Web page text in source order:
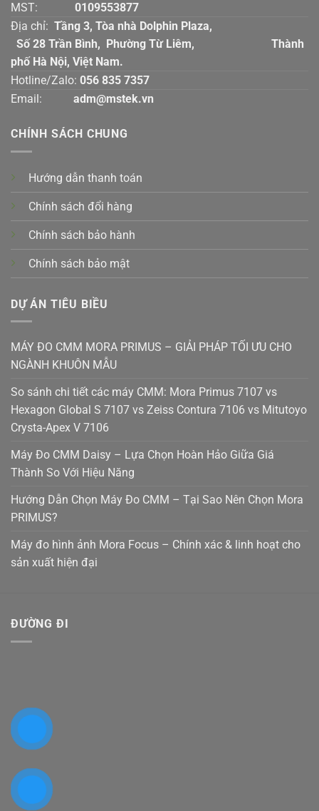
MST: 0109553877
Địa chỉ: Tầng 3, Tòa nhà Dolphin Plaza,
Số 28 Trần Bình, Phường Từ Liêm, Thành
phố Hà Nội, Việt Nam.
Hotline/Zalo: 056 835 7357
Email:
adm@mstek.vn
CHÍNH SÁCH CHUNG
Hướng dẫn thanh toán
Chính sách đổi hàng
Chính sách bảo hành
Chính sách bảo mật
DỰ ÁN TIÊU BIỀU
MÁY ĐO CMM MORA PRIMUS – GIẢI PHÁP TỐI ƯU CHO
NGÀNH KHUÔN MẪU
So sánh chi tiết các máy CMM: Mora Primus 7107 vs
Hexagon Global S 7107 vs Zeiss Contura 7106 vs Mitutoyo
Crysta-Apex V 7106
Máy Đo CMM Daisy – Lựa Chọn Hoàn Hảo Giữa Giá
Thành So Với Hiệu Năng
Hướng Dẫn Chọn Máy Đo CMM – Tại Sao Nên Chọn Mora
PRIMUS?
Máy đo hình ảnh Mora Focus – Chính xác & linh hoạt cho
sản xuất hiện đại
ĐƯỜNG ĐI